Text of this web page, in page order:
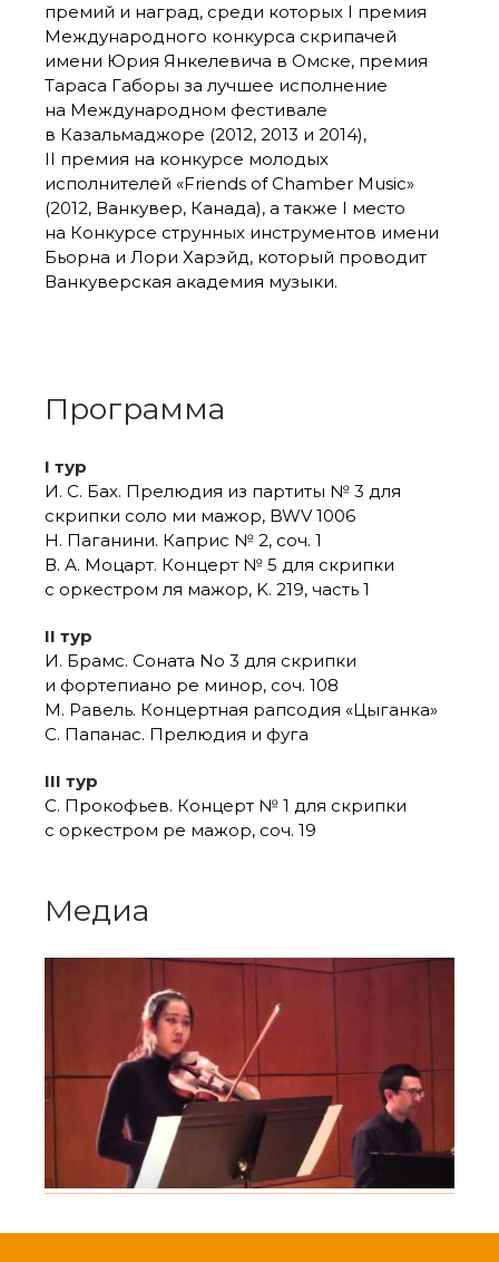
премий и наград, среди которых I премия
Международного конкурса скрипачей
имени Юрия Янкелевича в Омске, премия
Тараса Габоры за лучшее исполнение
на Международном фестивале
в Казальмаджоре (2012, 2013 и 2014),
II премия на конкурсе молодых
исполнителей «Friends of Chamber Music»
(2012, Ванкувер, Канада), а также I место
на Конкурсе струнных инструментов имени
Бьорна и Лори Харэйд, который проводит
Ванкуверская академия музыки.
Программа
I тур
И. С. Бах. Прелюдия из партиты № 3 для
скрипки соло ми мажор, BWV 1006
Н. Паганини. Каприс № 2, соч. 1
В. А. Моцарт. Концерт № 5 для скрипки
с оркестром ля мажор, K. 219, часть 1
II тур
И. Брамс. Соната No 3 для скрипки
и фортепиано ре минор, соч. 108
М. Равель. Концертная рапсодия «Цыганка»
С. Папанас. Прелюдия и фуга
III тур
С. Прокофьев. Концерт № 1 для скрипки
с оркестром ре мажор, соч. 19
Медиа